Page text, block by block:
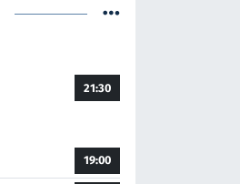
21:30
19:00